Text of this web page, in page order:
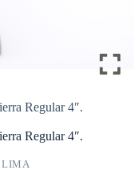
Regular 4″.
Regular 4″.
LIMA